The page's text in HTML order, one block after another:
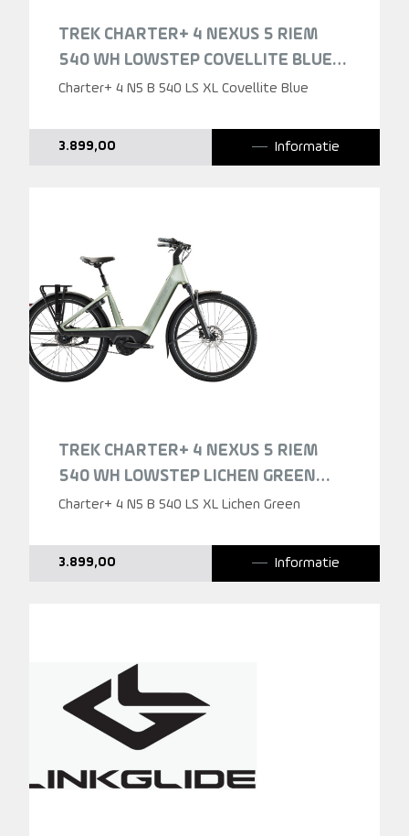
TREK CHARTER+ 4 NEXUS 5 RIEM
540 WH LOWSTEP COVELLITE BLUE
2026
Charter+ 4 N5 B 540 LS XL Covellite Blue
3.899,00 Informatie
TREK CHARTER+ 4 NEXUS 5 RIEM
540 WH LOWSTEP LICHEN GREEN
2026
Charter+ 4 N5 B 540 LS XL Lichen Green
3.899,00 Informatie